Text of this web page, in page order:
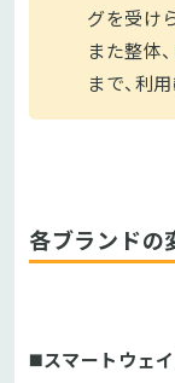
グを受け
また整体
まで、利
各ブランドの
◼️スマートウェ